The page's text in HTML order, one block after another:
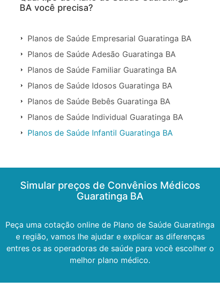
BA você precisa?
Planos de Saúde Empresarial Guaratinga BA
Planos de Saúde Adesão Guaratinga BA
Planos de Saúde Familiar Guaratinga BA
Planos de Saúde Idosos Guaratinga BA
Planos de Saúde Bebês Guaratinga BA
Planos de Saúde Individual Guaratinga BA
Planos de Saúde Infantil Guaratinga BA
Simular preços de Convênios Médicos
Guaratinga BA
Peça uma cotação online de Plano de Saúde Guaratinga
e região, vamos lhe ajudar e explicar as diferenças
entres os as operadoras de saúde para você escolher o
melhor plano médico.